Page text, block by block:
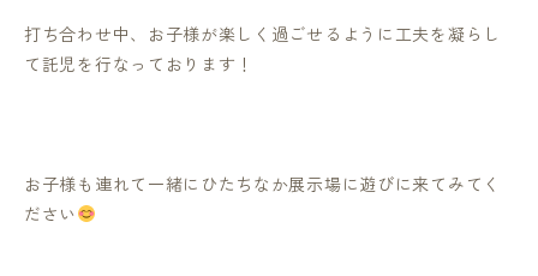
打ち合わせ中、お子様が楽しく過ごせるように工夫を凝らし
て託児を行なっております！
お子様も連れて一緒にひたちなか展示場に遊びに来てみてく
ださい